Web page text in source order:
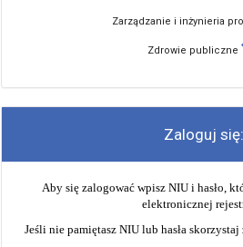
Zarządzanie i inżynieria
Zdrowie publiczne
Zaloguj się:
Aby się zalogować wpisz NIU i hasło,
elektronicznej
Jeśli nie pamiętasz NIU lub hasła